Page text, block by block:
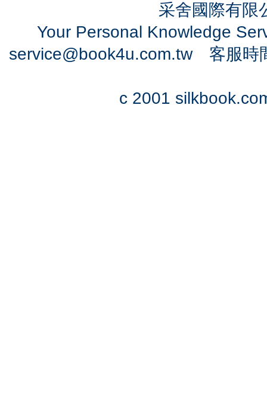
采舍國際有
Your Personal Knowledge
service@book4u.com.tw客服時
c 2001